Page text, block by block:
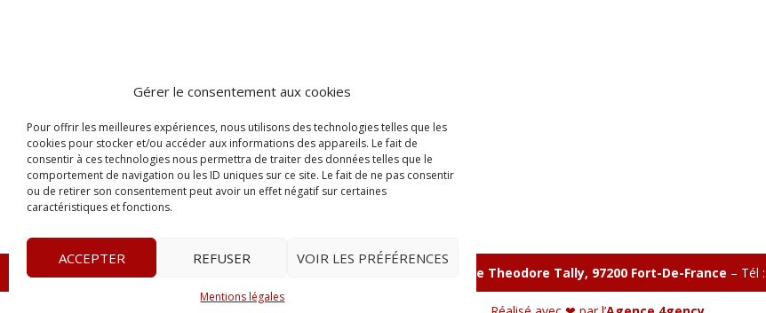
Gérer le consentement aux cookies
Pour offrir les meilleures expériences, nous utilisons des technologies telles que les
cookies pour stocker et/ou accéder aux informations des appareils. Le fait de
consentir à ces technologies nous permettra de traiter des données telles que le
comportement de navigation ou les ID uniques sur ce site. Le fait de ne pas consentir
ou de retirer son consentement peut avoir un effet négatif sur certaines
caractéristiques et fonctions.
ACCEPTER REFUSER VOIR LES PRÉFÉRENCES
Mentions légales
Le Legis Zone Franche Cité Dillon 365 B rue Theodore Tally, 97200 Fort-De-France – Tél :